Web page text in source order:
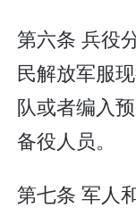
第六条 兵役
民解放军服
队或者编入
备役人员。
第七条 军人